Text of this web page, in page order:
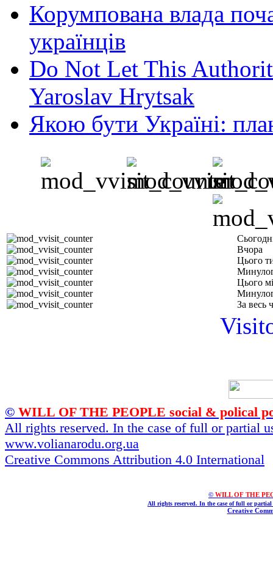
Корумпована влада
українців
Do Not Let This
Yaroslav Hrytsak
Якою бути Україні:
Вчора
Цього
Цього
За весь
© WILL OF THE PEOPLE social & polical
All rights reserved. In the case of full or partial
www.volianarodu.org.ua
Creative Commons Attribution 4.0 International
© WILL OF THE
All rights reserved. In the case of full or
Creative